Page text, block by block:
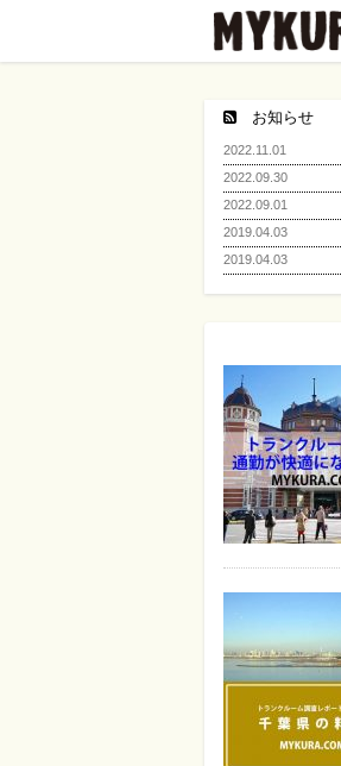
お知らせ
2022.11.01
2022.09.30
2022.09.01
2019.04.03
2019.04.03